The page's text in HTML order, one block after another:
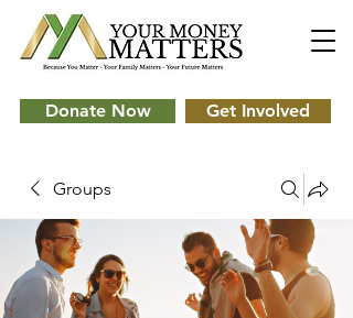
Donate Now Get Involved
Groups